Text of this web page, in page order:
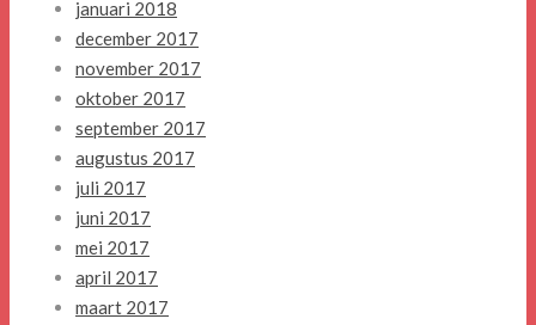
januari 2018
december 2017
november 2017
oktober 2017
september 2017
augustus 2017
juli 2017
juni 2017
mei 2017
april 2017
maart 2017